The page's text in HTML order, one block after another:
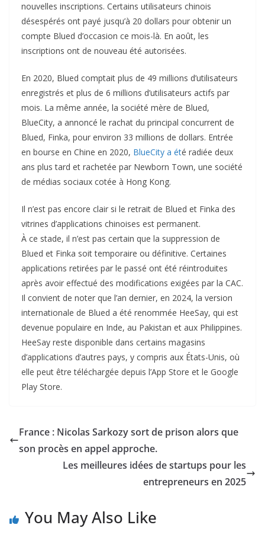
nouvelles inscriptions. Certains utilisateurs chinois
désespérés ont payé jusqu’à 20 dollars pour obtenir un
compte Blued d’occasion ce mois-là. En août, les
inscriptions ont de nouveau été autorisées.
En 2020, Blued comptait plus de 49 millions d’utilisateurs
enregistrés et plus de 6 millions d’utilisateurs actifs par
mois. La même année, la société mère de Blued,
BlueCity, a annoncé le rachat du principal concurrent de
Blued, Finka, pour environ 33 millions de dollars. Entrée
en bourse en Chine en 2020, BlueCity a été radiée deux
ans plus tard et rachetée par Newborn Town, une société
de médias sociaux cotée à Hong Kong.
Il n’est pas encore clair si le retrait de Blued et Finka des
vitrines d’applications chinoises est permanent.
À ce stade, il n’est pas certain que la suppression de
Blued et Finka soit temporaire ou définitive. Certaines
applications retirées par le passé ont été réintroduites
après avoir effectué des modifications exigées par la CAC.
Il convient de noter que l’an dernier, en 2024, la version
internationale de Blued a été renommée HeeSay, qui est
devenue populaire en Inde, au Pakistan et aux Philippines.
HeeSay reste disponible dans certains magasins
d’applications d’autres pays, y compris aux États-Unis, où
elle peut être téléchargée depuis l’App Store et le Google
Play Store.
France : Nicolas Sarkozy sort de prison alors que
son procès en appel approche.
Les meilleures idées de startups pour les
entrepreneurs en 2025
You May Also Like